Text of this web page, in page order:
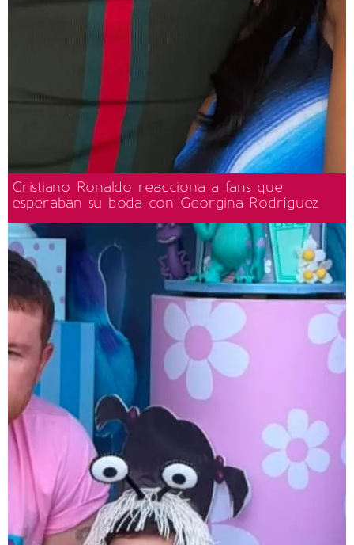
Cristiano Ronaldo reacciona a fans que
esperaban su boda con Georgina Rodríguez